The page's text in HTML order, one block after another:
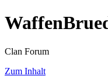
Clan Forum
Zum Inhalt